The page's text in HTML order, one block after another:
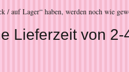
/ auf Lager“ haben, werden noch wie
Lieferzeit von